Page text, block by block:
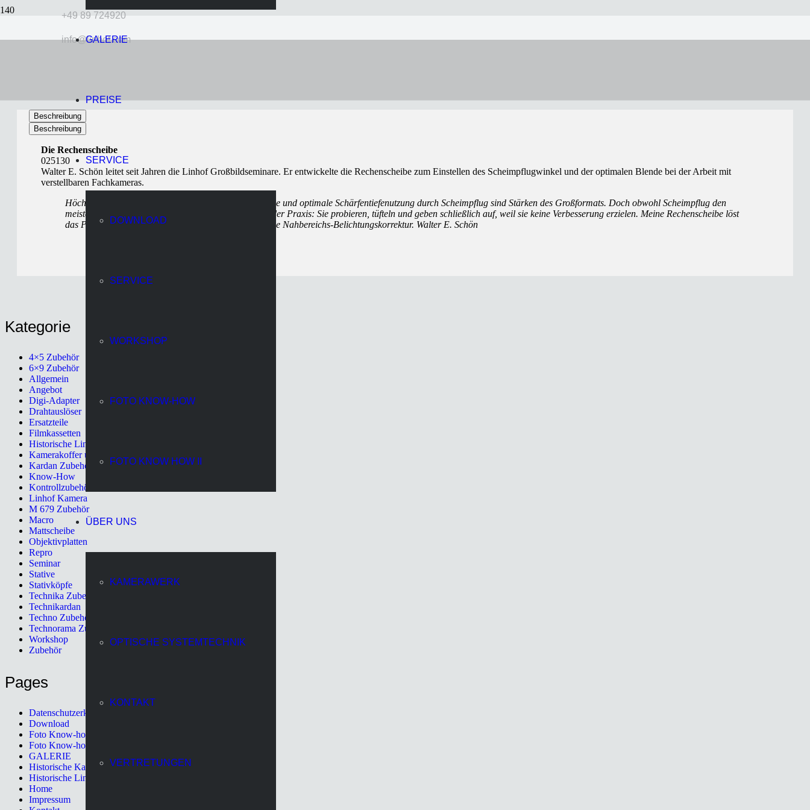
+49 89 724920
info@linhof.com
GALERIE
PREISE
SERVICE
DOWNLOAD
SERVICE
WORKSHOP
FOTO KNOW-HOW
FOTO KNOW HOW II
ÜBER UNS
KAMERAWERK
OPTISCHE SYSTEMTECHNIK
KONTAKT
VERTRETUNGEN
Rechenscheibe
Beschreibung
Beschreibung
Die Rechenscheibe
025130
Walter E. Schön leitet seit Jahren die Linhof Großbildseminare. Er entwickelte die Rechenscheibe zum Einstellen des Scheimpflugwinkel und der optimalen Blende bei der Arbeit mit
verstellbaren Fachkameras.
Höchste Schärfe, perfekte Beherrschung der Perspektive und optimale Schärfen­tiefenutzung durch Scheimpflug sind Stärken des Groß­formats. Doch obwohl Scheimpflug den
meisten „im Prinzip“ klar ist, scheitern viele daran in der Praxis: Sie probieren, tüfteln und geben schließlich auf, weil sie keine Verbesserung erzielen. Meine Rechenscheibe löst
das Problem und liefert zudem die ideale Blende und die Nah­bereichs-Belich­tungs­korrektur. Walter E. Schön
Kategorie
4×5 Zubehör
6×9 Zubehör
Allgemein
Angebot
Digi-Adapter
Drahtauslöser
Ersatzteile
Filmkassetten
Historische Linhof Kameras
Kamerakoffer und Rucksack
Kardan Zubehör
Know-How
Kontrollzubehör
Linhof Kamera
M 679 Zubehör
Macro
Mattscheibe
Objektivplatten
Repro
Seminar
Stative
Stativköpfe
Technika Zubehör
Technikardan
Techno Zubehör
Technorama Zubehör
Workshop
Zubehör
Pages
Datenschutzerklärung
Download
Foto Know-how
Foto Know-how II
GALERIE
Historische Kameras
Historische Linhof Kameras
Home
Impressum